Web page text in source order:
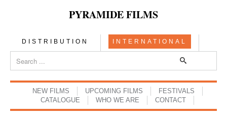
PYRAMIDE FILMS
DISTRIBUTION INTERNATIONAL
NEW FILMS UPCOMING FILMS
FESTIVALS
CATALOGUE
WHO WE ARE CONTACT